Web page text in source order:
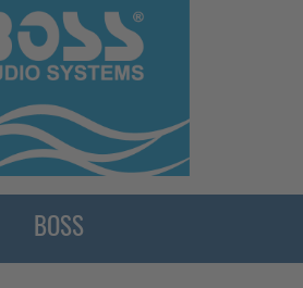
BOSS